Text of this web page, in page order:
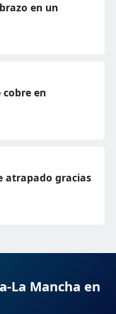
en un
cobre en
atrapado gracias
La Mancha en